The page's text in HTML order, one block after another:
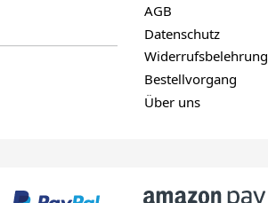
AGB
Datenschutz
Widerrufsbelehrung
Bestellvorgang
Über uns